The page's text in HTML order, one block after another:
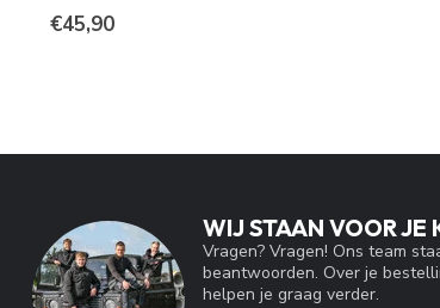
€45,90
WIJ STAAN VOOR JE
Vragen? Vragen! Ons team
beantwoorden. Over je
helpen je graag verder.